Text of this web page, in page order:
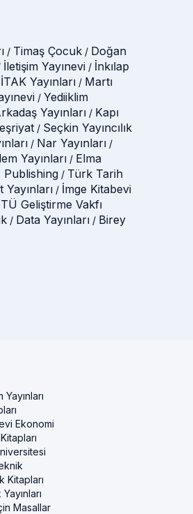
/ Timaş Çocuk / Doğan
İletişim Yayınevi / İnkılap
Yayınları / Martı
/ Yediiklim
Yayınları / Kapı
/ Seçkin Yayıncılık
/ Nar Yayınları /
Yayınları / Elma
Publishing / Türk Tarih
/ İmge Kitabevi
Geliştirme Vakfı
/ Data Yayınları / Birey
Ekonomi
Kitapları
Masallar